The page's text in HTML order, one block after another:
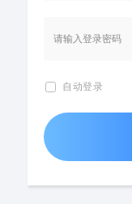
自动登录